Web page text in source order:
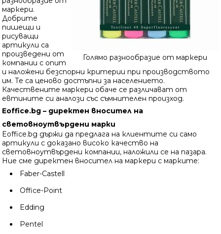
Голямо разнообразие от маркери
маркери.
Добрите
пишещи и
рисуващи
артикули са
произведени от
компании с опит
и наложени безспорни критерии при производството
им. Те са ценово достъпни за населението.
Качествените маркери обаче се различават от
евтините си аналози със съмнителен произход.
Eoffice.bg – директен вносител на
световноутвърдени марки
Eoffice.bg държи да предлага на клиентите си само
артикули с доказано високо качество на
световноутвърдени компании, наложили се на пазара.
Ние сме директен вносител на маркери с марките:
Faber-Castell
Office-Point
Edding
Pentel